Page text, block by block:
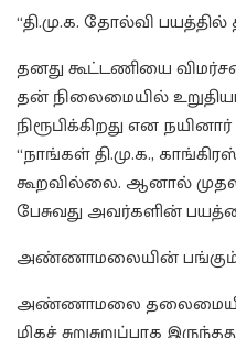
“தி.மு.க. தோல்வி பயத்தில்
தனது கூட்டணியை
தன் நிலைமையில்
நிரூபிக்கிறது என
“நாங்கள் தி.மு.க.,
கூறவில்லை. ஆனால்
பேசுவது அவர்களின்
அண்ணாமலையின் பங்கும்
அண்ணாமலை